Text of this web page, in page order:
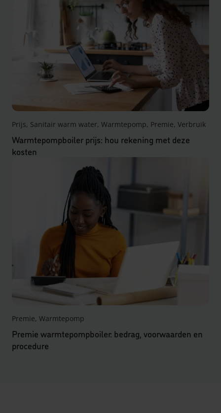
Prijs, Sanitair warm water, Warmtepomp, Premie, Verbruik
Warmtepompboiler prijs: hou rekening met deze
kosten
Premie, Warmtepomp
Premie warmtepompboiler: bedrag, voorwaarden en
procedure